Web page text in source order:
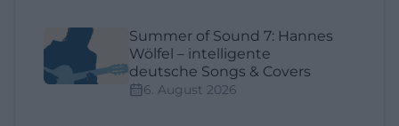
Summer of Sound 7: Hannes
Wölfel – intelligente
deutsche Songs & Covers
6. August 2026